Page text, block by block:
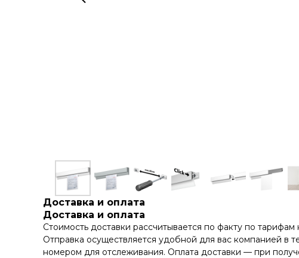
Доставка и оплата
Доставка и оплата
Стоимость доставки рассчитывается по факту по
Отправка осуществляется удобной для вас компанией в
номером для отслеживания. Оплата доставки — при